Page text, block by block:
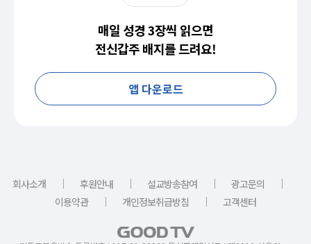
매일 성경 3장씩 읽으면
전신갑주 배지를 드려요!
앱 다운로드
회사소개 ｜ 후원안내 ｜ 설교방송참여 ｜ 광고문의
｜
이용약관
｜ 개인정보취급방침 ｜ 고객센터